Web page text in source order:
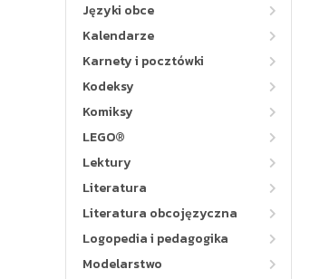
Języki obce
Kalendarze
Karnety i pocztówki
Kodeksy
Komiksy
LEGO®
Lektury
Literatura
Literatura obcojęzyczna
Logopedia i pedagogika
Modelarstwo